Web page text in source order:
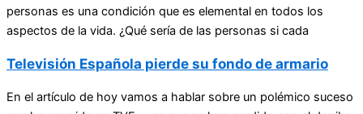
personas es una condición que es elemental en todos los
aspectos de la vida. ¿Qué sería de las personas si cada
Televisión Española pierde su fondo de armario
En el artículo de hoy vamos a hablar sobre un polémico suceso